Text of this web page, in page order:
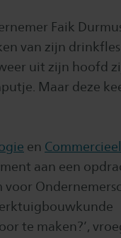
Faik
van zijn
uit zijn hoofd
Maar deze
en Commercieel
aan een
voor
te maken?’,